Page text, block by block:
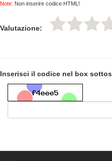
Note: Non inserire codice HTML!
Valutazione:
Inserisci il codice nel box